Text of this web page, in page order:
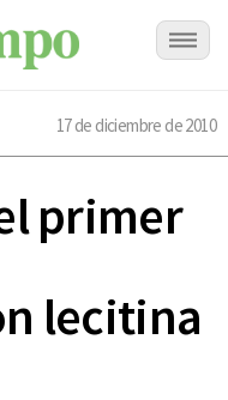
17 de diciembre de 2010
primer
lecitina